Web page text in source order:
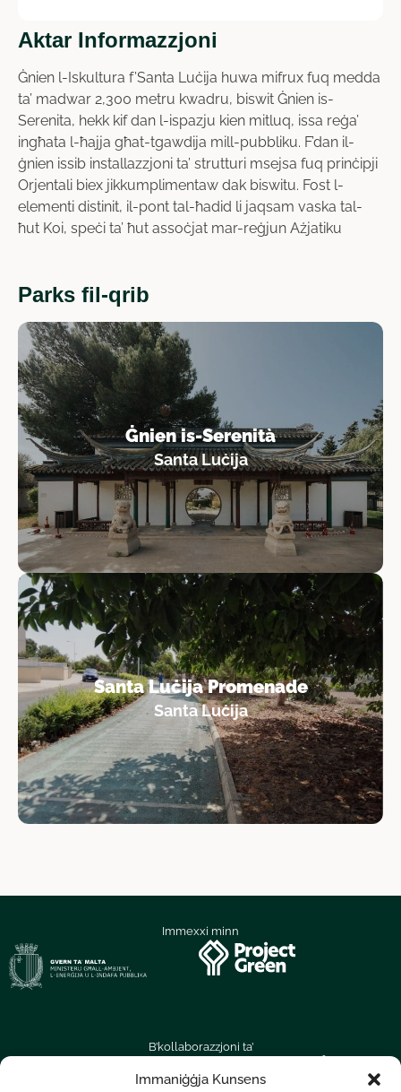
Immaniġġja Kunsens
Aktar Informazzjoni
Ġnien l-Iskultura f’Santa Luċija huwa mifrux fuq medda
ta’ madwar 2,300 metru kwadru, biswit Ġnien is-
Serenita, hekk kif dan l-ispazju kien mitluq, issa reġa’
ingħata l-ħajja għat-tgawdija mill-pubbliku. F’dan il-
ġnien issib installazzjoni ta’ strutturi msejsa fuq prinċipji
Orjentali biex jikkumplimentaw dak biswitu. Fost l-
elementi distinit, il-pont tal-ħadid li jaqsam vaska tal-
ħut Koi, speċi ta’ ħut assoċjat mar-reġjun Ażjatiku
Parks fil-qrib
Ġnien is-Serenità
Santa Luċija
Santa Luċija Promenade
Santa Luċija
Immexxi minn
B’kollaborazzjoni ta’